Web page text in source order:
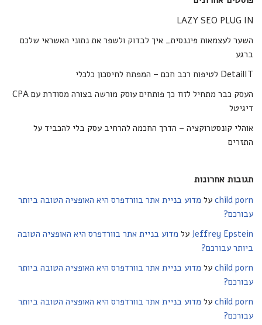
LAZY SEO PLUG IN
השער לעצמאות פיננסית_ איך לבדוק ולשפר את נתוני האשראי שלכם
ברגע
DetailIT לטיפוח רכב חכם – המפתח לחיסכון כלכלי
העסק כבר מתחיל לזוז כך פותחים עוסק מורשה בצורה מסודרת עם CPA
דיגיטל
אוהלי קונסטרוקציה – הדרך החכמה להרחיב עסק בלי להכביד על
התזרים
תגובות אחרונות
child porn על מדוע בניית אתר בוורדפרס היא האופציה הטובה ביותר
עבורכם?
Jeffrey Epstein על מדוע בניית אתר בוורדפרס היא האופציה הטובה
ביותר עבורכם?
child porn על מדוע בניית אתר בוורדפרס היא האופציה הטובה ביותר
עבורכם?
child porn על מדוע בניית אתר בוורדפרס היא האופציה הטובה ביותר
עבורכם?